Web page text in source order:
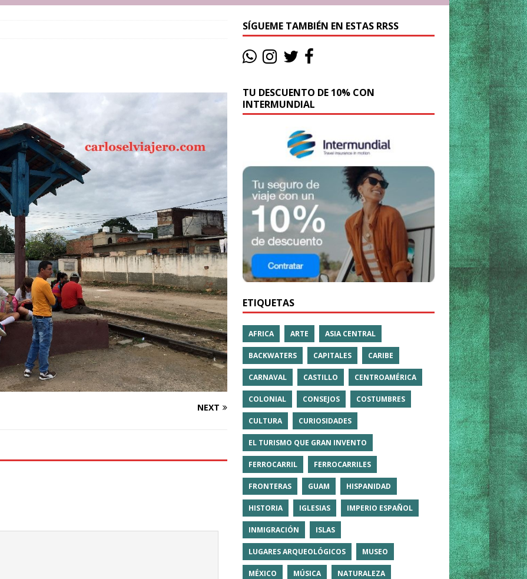
La historia de la misteriosa avioneta de la playa
JAMAICA
SEYCHELLES
Manama. La capital de Baréin
El barrio más castizo de Malabo GUINEA ECUATORIAL
NEXT
SÍGUEME TAMBIÉN EN ESTAS RRSS
TU DESCUENTO DE 10% CON
INTERMUNDIAL
ETIQUETAS
AFRICA ARTE ASIA CENTRAL
BACKWATERS CAPITALES CARIBE
CARNAVAL CASTILLO CENTROAMÉRICA
COLONIAL CONSEJOS COSTUMBRES
CULTURA CURIOSIDADES
EL TURISMO QUE GRAN INVENTO
FERROCARRIL FERROCARRILES
FRONTERAS GUAM HISPANIDAD
HISTORIA IGLESIAS IMPERIO ESPAÑOL
INMIGRACIÓN ISLAS
LUGARES ARQUEOLÓGICOS MUSEO
MÉXICO MÚSICA NATURALEZA